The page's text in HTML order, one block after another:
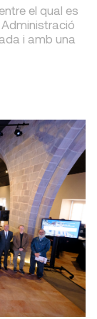
el qual es
Administració
i amb una